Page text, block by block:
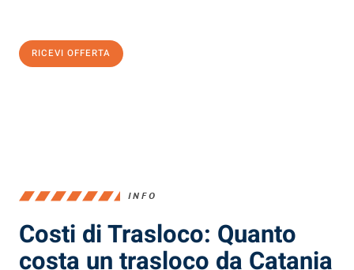
RICEVI OFFERTA
INFO
Costi di Trasloco: Quanto
costa un trasloco da Catania